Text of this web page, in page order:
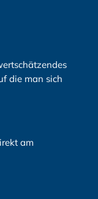
die man sich
am